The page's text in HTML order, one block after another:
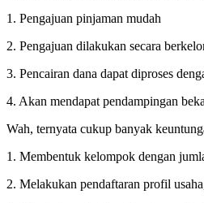
1. Pengajuan pinjaman mudah
2. Pengajuan dilakukan secara
3. Pencairan dana dapat diproses
4. Akan mendapat pendampingan
Wah, ternyata cukup banyak
1. Membentuk kelompok dengan
2. Melakukan pendaftaran profil